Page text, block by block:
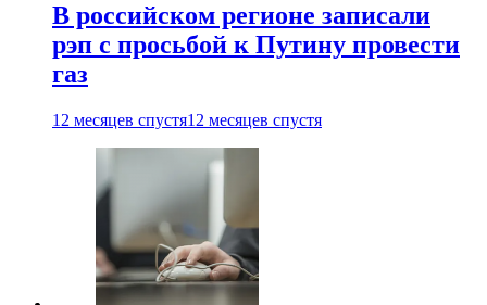
В российском регионе записали
рэп с просьбой к Путину провести
газ
12 месяцев спустя12 месяцев спустя